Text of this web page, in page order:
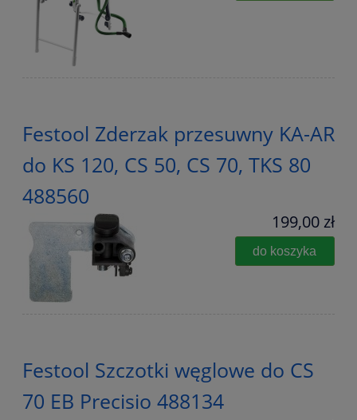
Festool Zderzak przesuwny KA-AR
do KS 120, CS 50, CS 70, TKS 80
488560
199,00 zł
do koszyka
Festool Szczotki węglowe do CS
70 EB Precisio 488134